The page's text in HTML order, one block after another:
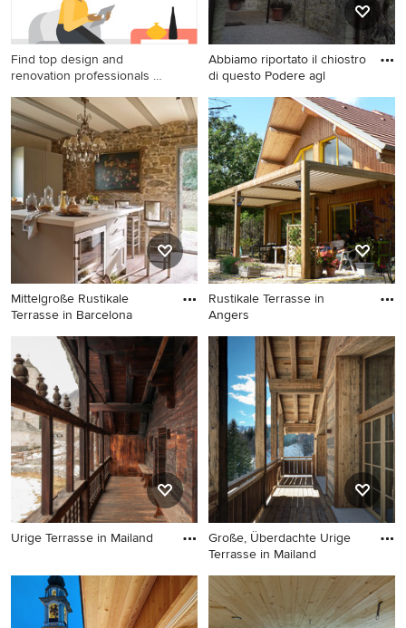
Find top design and
renovation professionals on
Abbiamo riportato il chiostro
di questo Podere agl
Mittelgroße Urige Pergola
Terrasse mit Beleuchtung
und Mix-Geländer in Venedig
Mittelgroße Rustikale
Terrasse in Barcelona
Mittelgroße Rustikale
Terrasse in Barcelona
Rustikale Terrasse in
Angers
Rustikale Terrasse in Angers
Urige Terrasse in Mailand
Große, Überdachte Urige
Terrasse in Mailand
Große, Überdachte Urige
Terrasse in Mailand